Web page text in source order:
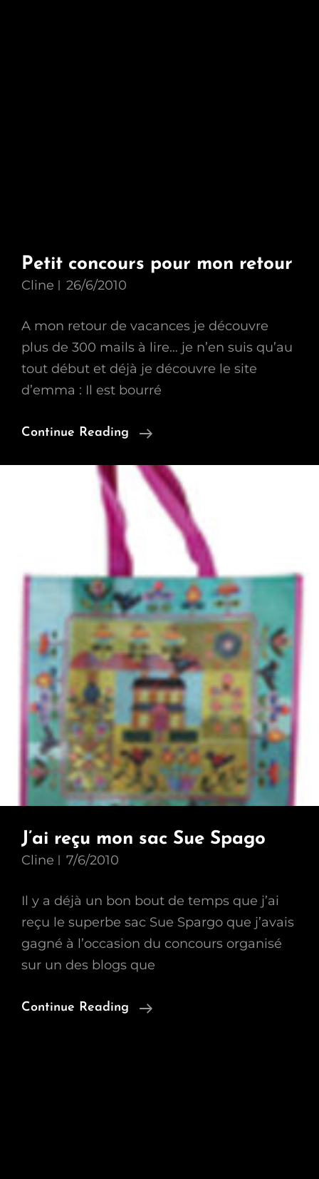
Petit concours pour mon retour
Cline 26/6/2010
A mon retour de vacances je découvre
plus de 300 mails à lire… je n’en suis qu’au
tout début et déjà je découvre le site
d’emma : Il est bourré
Continue Reading
Petit
Pour
Mon
Retour
J’ai reçu mon sac Sue Spago
Cline 7/6/2010
Il y a déjà un bon bout de temps que j’ai
reçu le superbe sac Sue Spargo que j’avais
gagné à l’occasion du concours organisé
sur un des blogs que
Continue Reading
J’ai